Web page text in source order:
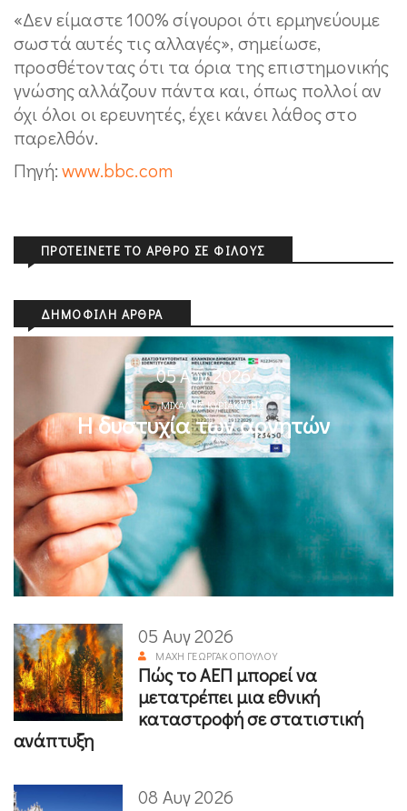
«Δεν είμαστε 100% σίγουροι ότι ερμηνεύουμε
σωστά αυτές τις αλλαγές», σημείωσε,
προσθέτοντας ότι τα όρια της επιστημονικής
γνώσης αλλάζουν πάντα και, όπως πολλοί αν
όχι όλοι οι ερευνητές, έχει κάνει λάθος στο
παρελθόν.
Πηγή:www.bbc.com
ΠΡΟΤΕΊΝΕΤΕ ΤΟ ΆΡΘΡΟ ΣΕ ΦΊΛΟΥΣ
ΔΗΜΟΦΙΛΉ ΆΡΘΡΑ
05 Αυγ 2026
ΜΙΧΆΛΗΣ ΚΥΡΙΑΚΊΔΗΣ
Η δυστυχία των αρνητών
05 Αυγ 2026
ΜΆΧΗ ΓΕΩΡΓΑΚΟΠΟΎΛΟΥ
Πώς το ΑΕΠ μπορεί να
μετατρέπει μια εθνική
καταστροφή σε στατιστική
ανάπτυξη
08 Αυγ 2026